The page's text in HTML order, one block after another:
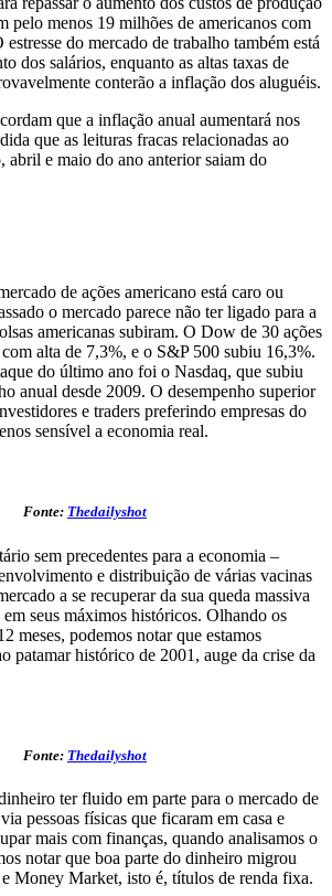
pelo menos 19 milhões de americanos com
do mercado de trabalho também está
dos salários, enquanto as altas taxas de
conterão a inflação dos aluguéis.
que a inflação anual aumentará nos
que as leituras fracas relacionadas ao
abril e maio do ano anterior saiam do
de ações americano está caro ou
o mercado parece não ter ligado para a
americanas subiram. O Dow de 30 ações
alta de 7,3%, e o S&P 500 subiu 16,3%.
do último ano foi o Nasdaq, que subiu
anual desde 2009. O desempenho superior
e traders preferindo empresas do
sensível a economia real.
Fonte: Thedailyshot
sem precedentes para a economia –
e distribuição de várias vacinas
a se recuperar da sua queda massiva
seus máximos históricos. Olhando os
meses, podemos notar que estamos
patamar histórico de 2001, auge da crise da
Fonte: Thedailyshot
ter fluido em parte para o mercado de
pessoas físicas que ficaram em casa e
mais com finanças, quando analisamos o
notar que boa parte do dinheiro migrou
Money Market, isto é, títulos de renda fixa.